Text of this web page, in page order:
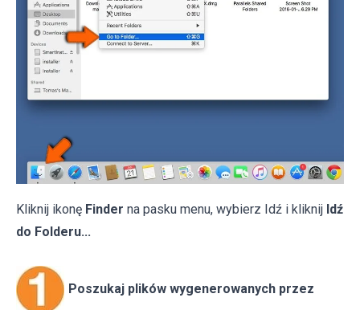
Kliknij ikonę Finder na pasku menu, wybierz Idź i kliknij Idź
do Folderu...
Poszukaj plików wygenerowanych przez